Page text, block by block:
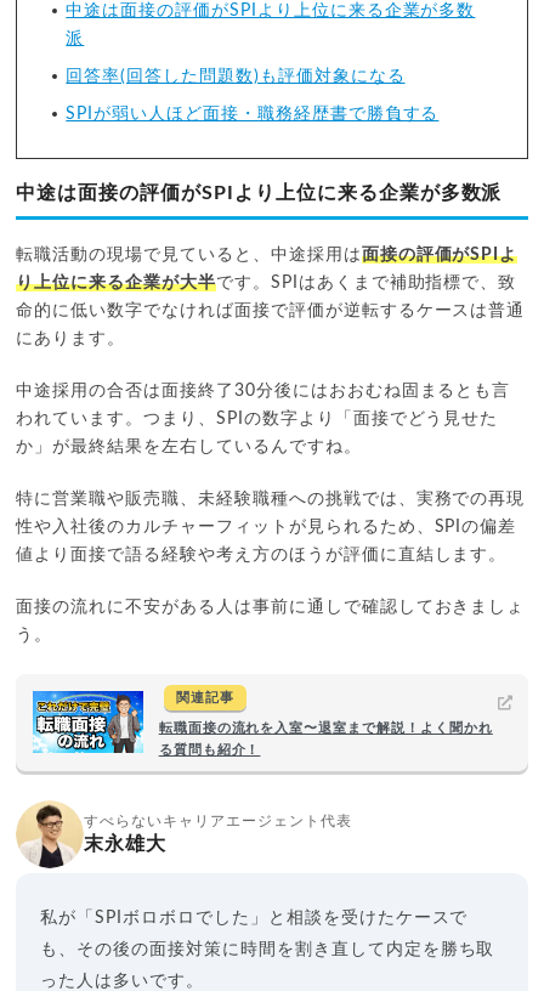
中途は面接の評価がSPIより上位に来る企業が多数
派
回答率(回答した問題数)も評価対象になる
SPIが弱い人ほど面接・職務経歴書で勝負する
中途は面接の評価がSPIより上位に来る企業が多数派
転職活動の現場で見ていると、中途採用は面接の評価がSPIよ
り上位に来る企業が大半です。SPIはあくまで補助指標で、致
命的に低い数字でなければ面接で評価が逆転するケースは普通
にあります。
中途採用の合否は面接終了30分後にはおおむね固まるとも言
われています。つまり、SPIの数字より「面接でどう見せた
か」が最終結果を左右しているんですね。
特に営業職や販売職、未経験職種への挑戦では、実務での再現
性や入社後のカルチャーフィットが見られるため、SPIの偏差
値より面接で語る経験や考え方のほうが評価に直結します。
面接の流れに不安がある人は事前に通しで確認しておきましょ
う。
関連記事
転職面接の流れを入室〜退室まで解説！よく聞かれ
る質問も紹介！
すべらないキャリアエージェント代表
末永雄大
私が「SPIボロボロでした」と相談を受けたケースで
も、その後の面接対策に時間を割き直して内定を勝ち取
った人は多いです。